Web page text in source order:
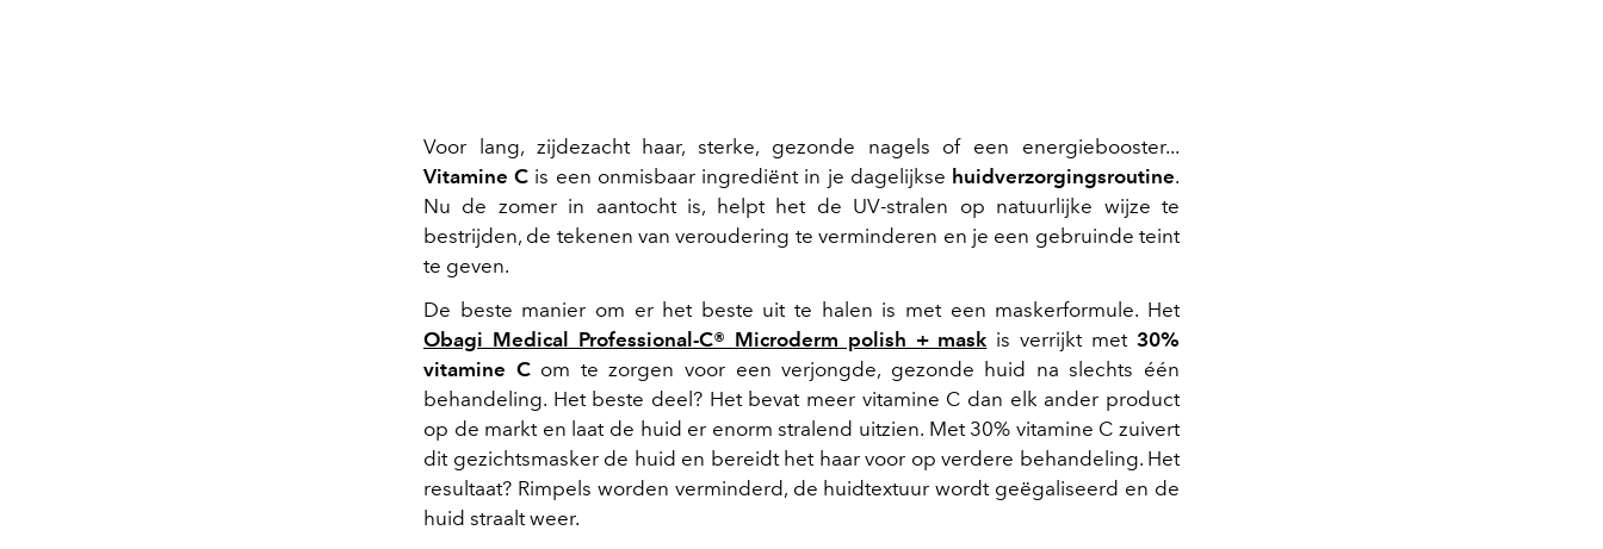
Voor lang, zijdezacht haar, sterke, gezonde nagels of een energiebooster...
Vitamine C is een onmisbaar ingrediënt in je dagelijkse huidverzorgingsroutine.
Nu de zomer in aantocht is, helpt het de UV-stralen op natuurlijke wijze te
bestrijden, de tekenen van veroudering te verminderen en je een gebruinde teint
te geven.
De beste manier om er het beste uit te halen is met een maskerformule. Het
Obagi Medical Professional-C® Microderm polish + mask is verrijkt met30%
vitamine Com te zorgen voor een verjongde, gezonde huid na slechts één
behandeling. Het beste deel? Het bevat meer vitamine C dan elk ander product
op de markt en laat de huid er enorm stralend uitzien. Met 30% vitamine C zuivert
dit gezichtsmasker de huid en bereidt het haar voor op verdere behandeling. Het
resultaat? Rimpels worden verminderd, de huidtextuur wordt geëgaliseerd en de
huid straalt weer.